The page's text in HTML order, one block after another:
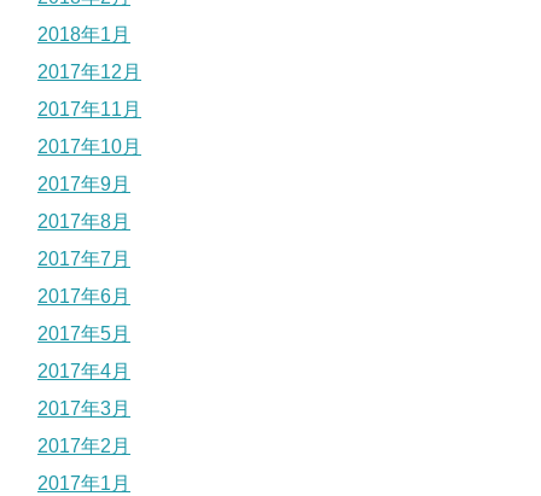
2018年1月
2017年12月
2017年11月
2017年10月
2017年9月
2017年8月
2017年7月
2017年6月
2017年5月
2017年4月
2017年3月
2017年2月
2017年1月